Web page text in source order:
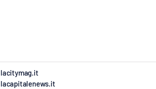
lacitymag.it
lacapitalenews.it